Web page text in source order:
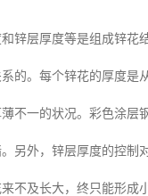
锌层厚度等是组成锌花
的。每个锌花的厚度
不一的状况。彩色涂
另外，锌层厚度的控
不及长大，终只能形